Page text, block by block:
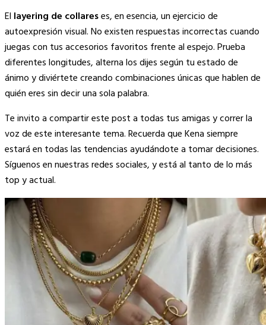
El layering de collareses, en esencia, un ejercicio de
autoexpresión visual. No existen respuestas incorrectas cuando
juegas con tus accesorios favoritos frente al espejo. Prueba
diferentes longitudes, alterna los dijes según tu estado de
ánimo y diviértete creando combinaciones únicas que hablen de
quién eres sin decir una sola palabra.
Te invito a compartir este post a todas tus amigas y correr la
voz de este interesante tema. Recuerda que Kena siempre
estará en todas las tendencias ayudándote a tomar decisiones.
Síguenos en nuestras redes sociales, y está al tanto de lo más
top y actual.